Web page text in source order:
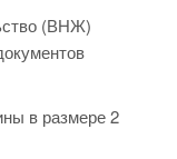
(ВНЖ)
в размере 2